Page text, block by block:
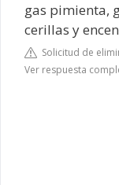
gas pimienta,
cerillas y
Solicitud de
Ver respuesta